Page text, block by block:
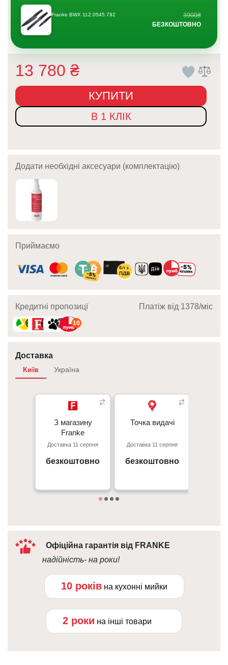
Franke BWX 112.0545.792
3900₴
БЕЗКОШТОВНО
13 780 ₴
КУПИТИ
В 1 КЛІК
Додати необхідні аксесуари (комплектацію)
Приймаємо
Кредитні пропозицї Платіж від 1378/мic
10 10 10 10
Доставка
Київ Україна
З магазину
Franke
Доставка 11 серпня
безкоштовно
З магазину
Franke
Київ, пр. С. Бандери 23, ТЦ
Точка видачі
Доставка 11 серпня
безкоштовно
Точка видачі
м. Київ пр. Відрадний, 95к
09:00 - 18:00
Офіційна гарантія від FRANKE
надійність- на роки!
10 років на кухонні мийки
2 роки на інші товари